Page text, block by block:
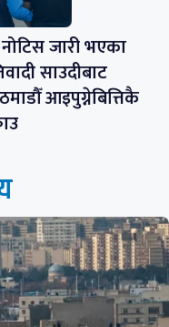
जारी भएका
साउदीबाट
आइपुग्नेबित्तिकै